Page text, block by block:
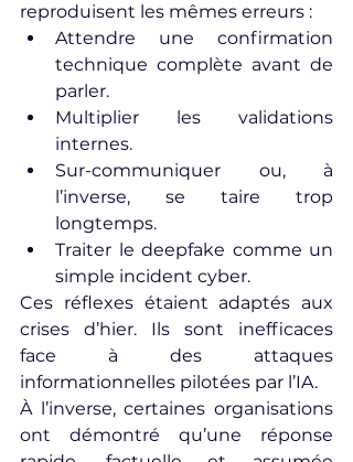
reproduisent les mêmes erreurs :
Attendre une confirmation
technique complète avant de
parler.
Multiplier les validations
internes.
Sur-communiquer ou, à
l’inverse, se taire trop
longtemps.
Traiter le deepfake comme un
simple incident cyber.
Ces réflexes étaient adaptés aux
crises d’hier. Ils sont inefficaces
face à des attaques
informationnelles pilotées par l’IA.
À l’inverse, certaines organisations
ont démontré qu’une réponse